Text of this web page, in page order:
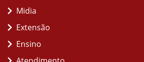
Midia
Extensão
Ensino